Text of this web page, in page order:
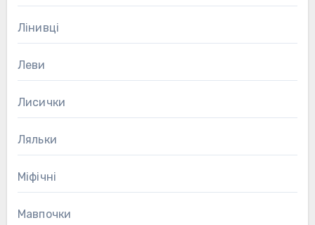
Лінивці
Леви
Лисички
Ляльки
Міфічні
Мавпочки